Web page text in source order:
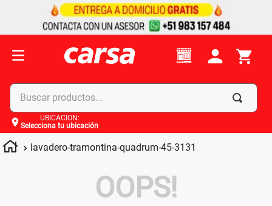
Buscar productos...
UBICACIÓN:
Selecciona tu ubicación
lavadero-tramontina-quadrum-45-3131
OOPS!
Términos más buscados
1.
celulares